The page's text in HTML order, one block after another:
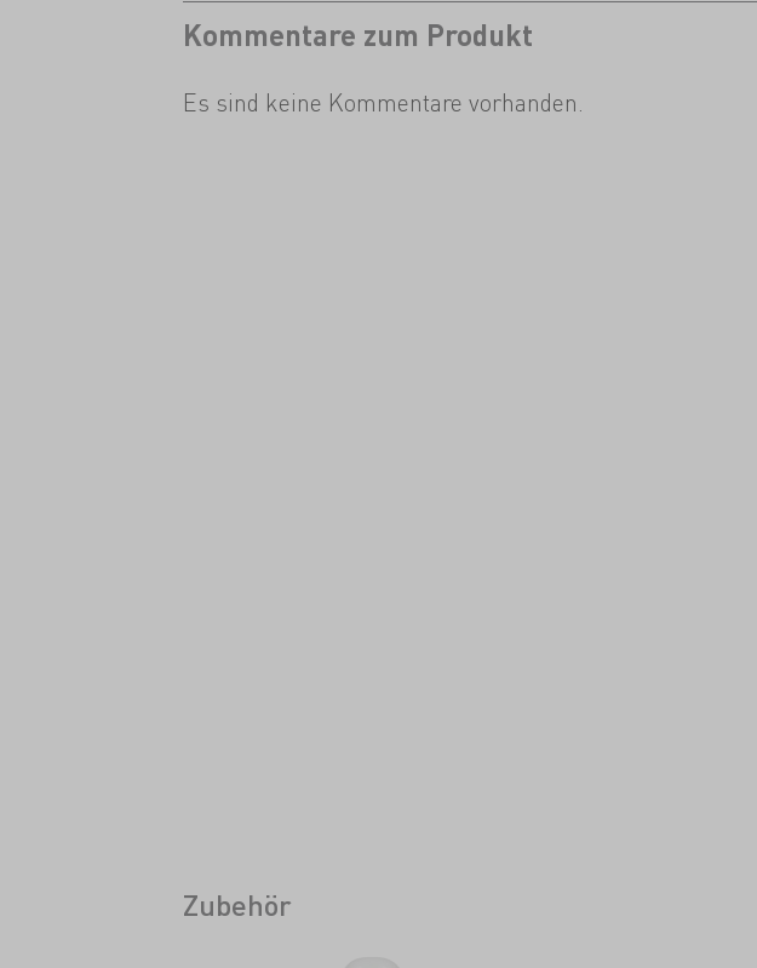
Kommentare zum Produkt
Es sind keine Kommentare vorhanden.
Zubehör